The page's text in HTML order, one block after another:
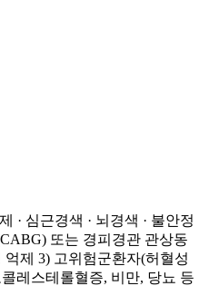
· 심근경색 · 뇌경색 · 불안정
또는 경피경관 관상동
제 3) 고위험군환자(허혈성
레스테롤혈증, 비만, 당뇨 등